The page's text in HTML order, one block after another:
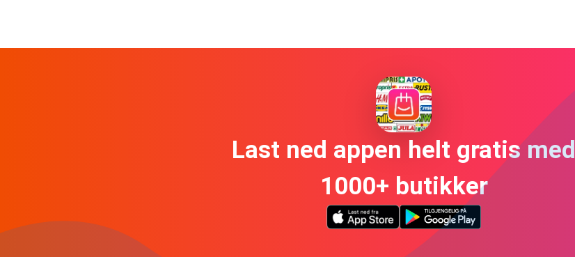
Last ned appen helt gratis med
1000+ butikker